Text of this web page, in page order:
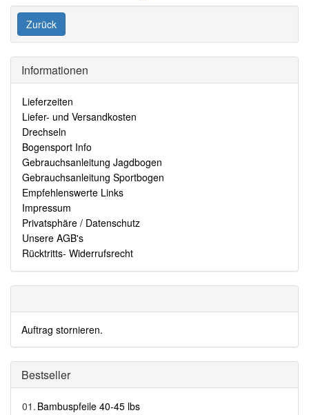
Zurück
Informationen
Lieferzeiten
Liefer- und Versandkosten
Drechseln
Bogensport Info
Gebrauchsanleitung Jagdbogen
Gebrauchsanleitung Sportbogen
Empfehlenswerte Links
Impressum
Privatsphäre / Datenschutz
Unsere AGB's
Rücktritts- Widerrufsrecht
Auftrag stornieren.
Bestseller
01. Bambuspfeile 40-45 lbs